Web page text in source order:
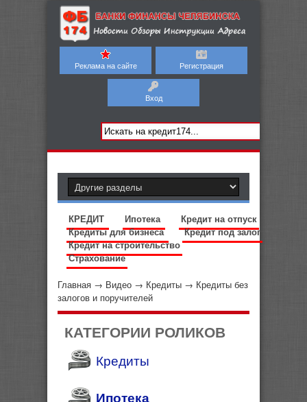
Реклама на сайте Регистрация
Вход
КРЕДИТ Ипотека
Кредит на отпуск
Кредиты для бизнеса
Кредит под залог
Кредит на строительство
Страхование
Главная → Видео → Кредиты → Кредиты без
залогов и поручителей
КАТЕГОРИИ РОЛИКОВ
Кредиты
Ипотека